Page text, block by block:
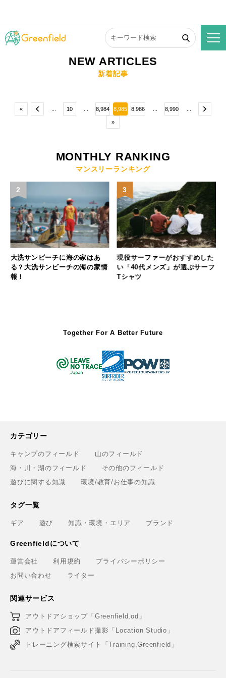
NEW ARTICLES
新着記事
« 10 8,984 8,985 8,986 8,990
»
MONTHLY RANKING
マンスリーランキング
2
大洗サンビーチに海の家はあ
る？大洗サンビーチの海の家情
報！
3
現役サーファーがおすすめした
い「40代メンズ」が選ぶサーフ
Tシャツ
Together For A Better Future
カテゴリー
キャンプのフィールド
山のフィールド
海・川・湖のフィールド
その他のフィールド
遊びに関する知識
環境/教育/お仕事の知識
タグ一覧
ギア 遊び 知識・環境・エリア ブランド
Greenfieldについて
運営会社 利用規約
プライバシーポリシー
お問い合わせ
ライター
関連サービス
アウトドアショップ「Greenfield.od」
アウトドアフィールド撮影「Location Studio」
トレーニング検索サイト「Training.Greenfield」